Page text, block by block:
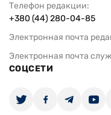
Телефон редакции:
+380 (44) 280-04-85
Электронная почта
Электронная почта
СОЦСЕТИ